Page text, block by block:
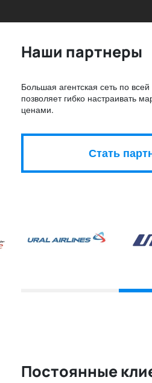
Наши партнеры
Большая агентская сеть по
позволяет гибко настраивать
ценами.
Стать
Постоянные